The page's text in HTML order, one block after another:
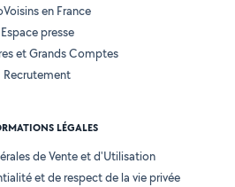
en France
Espace presse
et Grands Comptes
Recrutement
LÉGALES
de Vente et d'Utilisation
et de respect de la vie privée